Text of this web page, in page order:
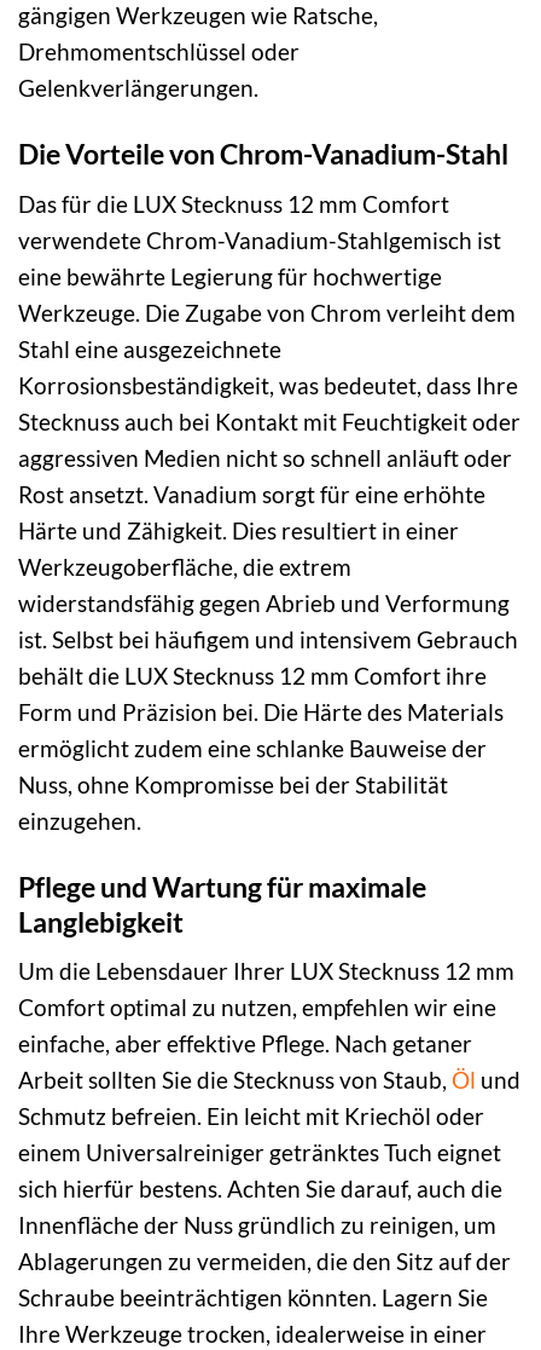
gängigen Werkzeugen wie Ratsche,
Drehmomentschlüssel oder
Gelenkverlängerungen.
Die Vorteile von Chrom-Vanadium-Stahl
Das für die LUX Stecknuss 12 mm Comfort
verwendete Chrom-Vanadium-Stahlgemisch ist
eine bewährte Legierung für hochwertige
Werkzeuge. Die Zugabe von Chrom verleiht dem
Stahl eine ausgezeichnete
Korrosionsbeständigkeit, was bedeutet, dass Ihre
Stecknuss auch bei Kontakt mit Feuchtigkeit oder
aggressiven Medien nicht so schnell anläuft oder
Rost ansetzt. Vanadium sorgt für eine erhöhte
Härte und Zähigkeit. Dies resultiert in einer
Werkzeugoberfläche, die extrem
widerstandsfähig gegen Abrieb und Verformung
ist. Selbst bei häufigem und intensivem Gebrauch
behält die LUX Stecknuss 12 mm Comfort ihre
Form und Präzision bei. Die Härte des Materials
ermöglicht zudem eine schlanke Bauweise der
Nuss, ohne Kompromisse bei der Stabilität
einzugehen.
Pflege und Wartung für maximale
Langlebigkeit
Um die Lebensdauer Ihrer LUX Stecknuss 12 mm
Comfort optimal zu nutzen, empfehlen wir eine
einfache, aber effektive Pflege. Nach getaner
Arbeit sollten Sie die Stecknuss von Staub, Öl und
Schmutz befreien. Ein leicht mit Kriechöl oder
einem Universalreiniger getränktes Tuch eignet
sich hierfür bestens. Achten Sie darauf, auch die
Innenfläche der Nuss gründlich zu reinigen, um
Ablagerungen zu vermeiden, die den Sitz auf der
Schraube beeinträchtigen könnten. Lagern Sie
Ihre Werkzeuge trocken, idealerweise in einer